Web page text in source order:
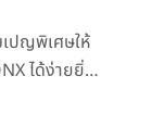
พิเศษเริ่ม
ท
ปญพิเศษให้
ได้ง่ายยิ่ง
คาพิเศษ